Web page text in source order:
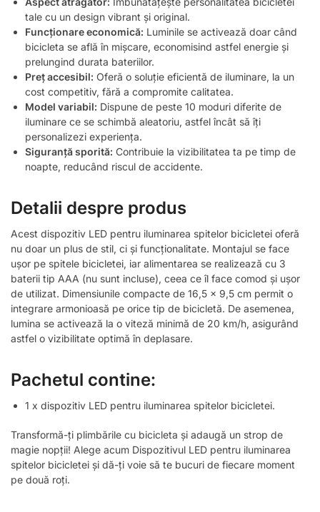
tale cu un design vibrant și original.
Funcționare economică: Luminile se activează doar când
bicicleta se află în mișcare, economisind astfel energie și
prelungind durata bateriilor.
Preț accesibil: Oferă o soluție eficientă de iluminare, la un
cost competitiv, fără a compromite calitatea.
Model variabil: Dispune de peste 10 moduri diferite de
iluminare ce se schimbă aleatoriu, astfel încât să îți
personalizezi experiența.
Siguranță sporită: Contribuie la vizibilitatea ta pe timp de
noapte, reducând riscul de accidente.
Detalii despre produs
Acest dispozitiv LED pentru iluminarea spitelor bicicletei oferă
nu doar un plus de stil, ci și funcționalitate. Montajul se face
ușor pe spitele bicicletei, iar alimentarea se realizează cu 3
baterii tip AAA (nu sunt incluse), ceea ce îl face comod și ușor
de utilizat. Dimensiunile compacte de 16,5 x 9,5 cm permit o
integrare armonioasă pe orice tip de bicicletă. De asemenea,
lumina se activează la o viteză minimă de 20 km/h, asigurând
astfel o vizibilitate optimă în deplasare.
Pachetul contine:
1 x dispozitiv LED pentru iluminarea spitelor bicicletei.
Transformă-ți plimbările cu bicicleta și adaugă un strop de
magie nopții! Alege acum Dispozitivul LED pentru iluminarea
spitelor bicicletei și dă-ți voie să te bucuri de fiecare moment
pe două roți.